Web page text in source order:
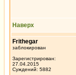
Наверх
Frithegar
заблокирован
Зарегистрирован:
27.04.2015
Суждений: 5882